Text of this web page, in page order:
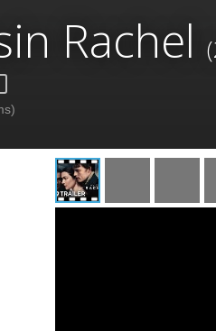
Rachel